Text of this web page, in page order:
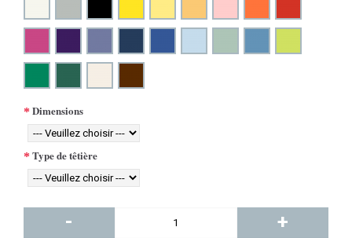
Dimensions
Type de têtière
- +